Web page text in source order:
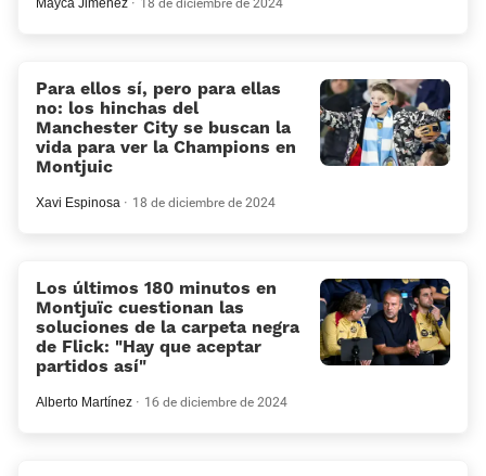
Mayca Jiménez 18 de diciembre de 2024
Para ellos sí, pero para ellas
no: los hinchas del
Manchester City se buscan la
vida para ver la Champions en
Montjuic
Xavi Espinosa 18 de diciembre de 2024
Los últimos 180 minutos en
Montjuïc cuestionan las
soluciones de la carpeta negra
de Flick: «Hay que aceptar
partidos así»
Alberto Martínez 16 de diciembre de 2024